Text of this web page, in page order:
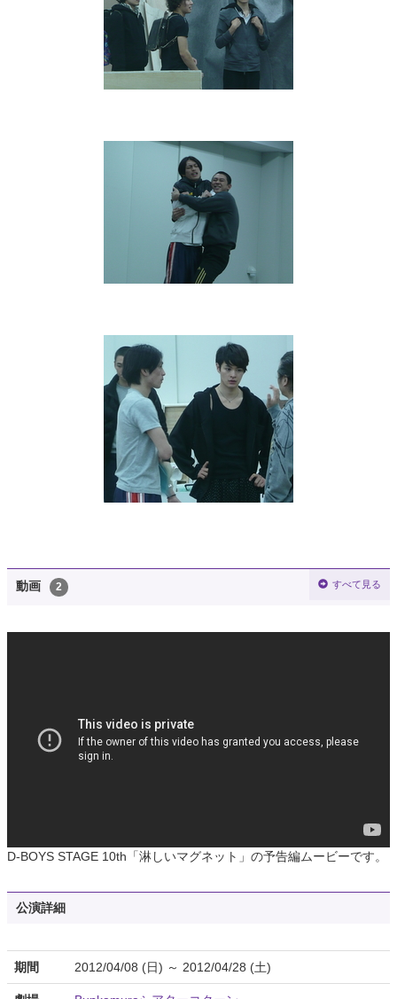
動画 2 すべて見る
D-BOYS STAGE 10th「淋しいマグネット」の予告編ムービーです。
公演詳細
期間 2012/04/08 (日) ～ 2012/04/28 (土)